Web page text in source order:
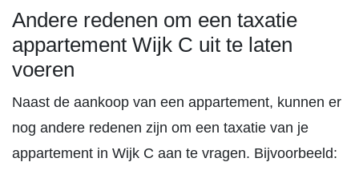
Andere redenen om een taxatie
appartement Wijk C uit te laten
voeren
Naast de aankoop van een appartement, kunnen er
nog andere redenen zijn om een taxatie van je
appartement in Wijk C aan te vragen. Bijvoorbeeld: